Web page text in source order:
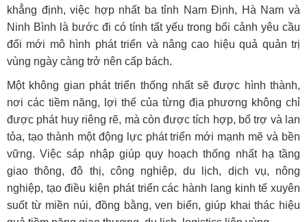
khẳng định, việc hợp nhất ba tỉnh Nam Định, Hà Nam và
Ninh Bình là bước đi có tính tất yếu trong bối cảnh yêu cầu
đổi mới mô hình phát triển và nâng cao hiệu quả quản trị
vùng ngày càng trở nên cấp bách.
Một không gian phát triển thống nhất sẽ được hình thành,
nơi các tiềm năng, lợi thế của từng địa phương không chỉ
được phát huy riêng rẽ, mà còn được tích hợp, bổ trợ và lan
tỏa, tạo thành một động lực phát triển mới mạnh mẽ và bền
vững. Việc sáp nhập giúp quy hoạch thống nhất hạ tầng
giao thông, đô thị, công nghiệp, du lịch, dịch vụ, nông
nghiệp, tạo điều kiện phát triển các hành lang kinh tế xuyên
suốt từ miền núi, đồng bằng, ven biển, giúp khai thác hiệu